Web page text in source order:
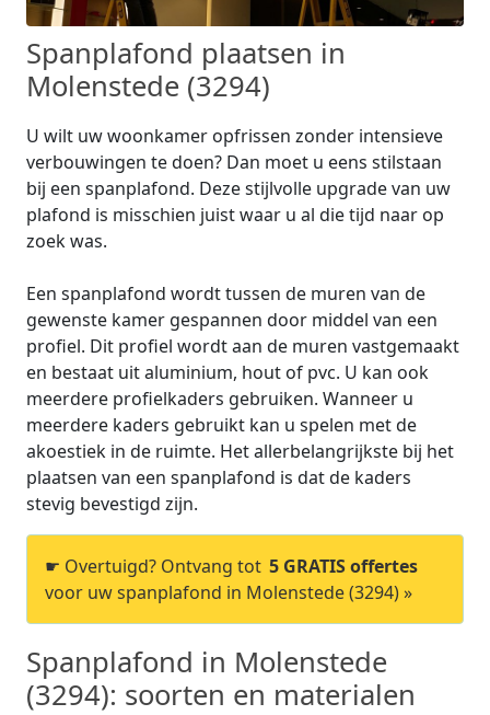
Spanplafond plaatsen in
Molenstede (3294)
U wilt uw woonkamer opfrissen zonder intensieve
verbouwingen te doen? Dan moet u eens stilstaan
bij een spanplafond. Deze stijlvolle upgrade van uw
plafond is misschien juist waar u al die tijd naar op
zoek was.
Een spanplafond wordt tussen de muren van de
gewenste kamer gespannen door middel van een
profiel. Dit profiel wordt aan de muren vastgemaakt
en bestaat uit aluminium, hout of pvc. U kan ook
meerdere profielkaders gebruiken. Wanneer u
meerdere kaders gebruikt kan u spelen met de
akoestiek in de ruimte. Het allerbelangrijkste bij het
plaatsen van een spanplafond is dat de kaders
stevig bevestigd zijn.
☛ Overtuigd? Ontvang tot 5 GRATIS offertes
voor uw spanplafond in Molenstede (3294) »
Spanplafond in Molenstede
(3294): soorten en materialen